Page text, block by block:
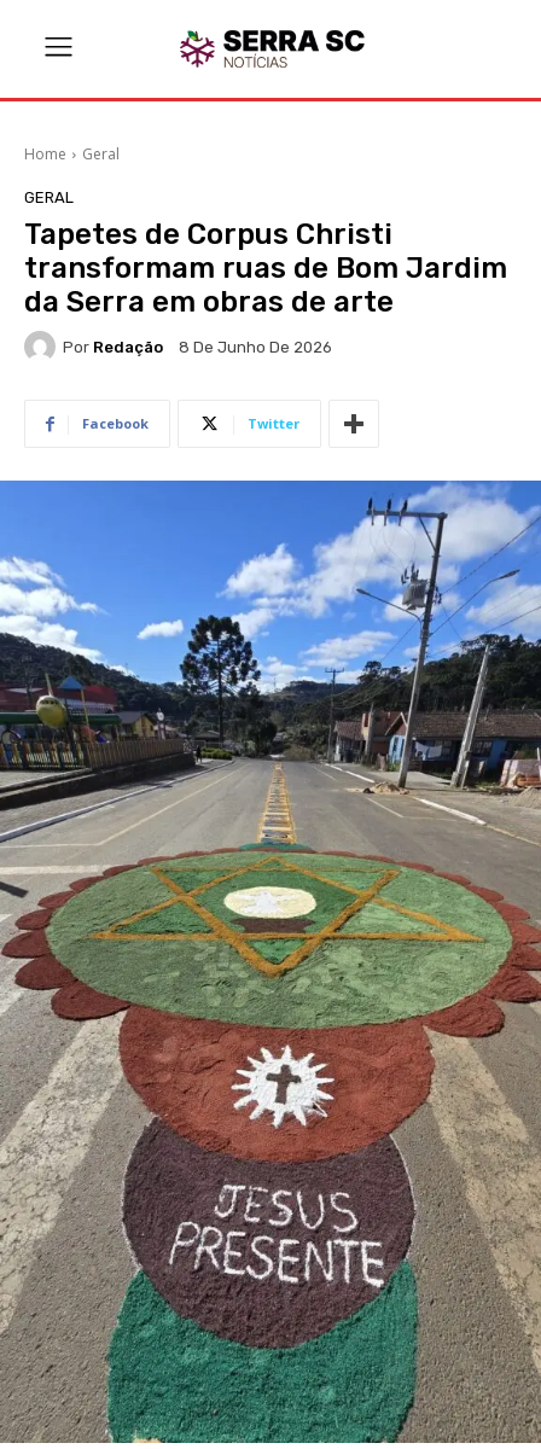
Home Geral
GERAL
Tapetes de Corpus Christi
transformam ruas de Bom Jardim
da Serra em obras de arte
Por Redação 8 De Junho De 2026
Facebook Twitter